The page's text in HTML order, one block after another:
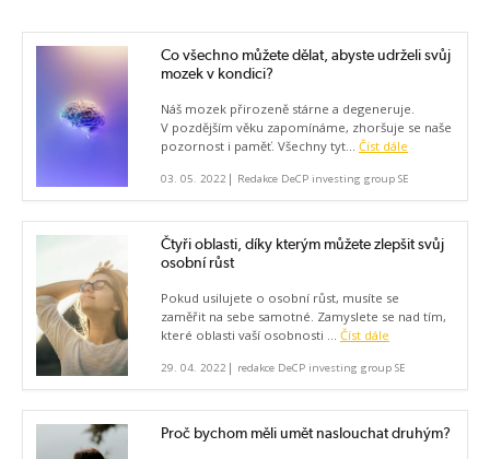
Co všechno můžete dělat, abyste udrželi svůj
mozek v kondici?
Náš mozek přirozeně stárne a degeneruje.
V pozdějším věku zapomínáme, zhoršuje se naše
pozornost i paměť. Všechny tyt... Číst dále
03. 05. 2022 | Redakce DeCP investing group SE
Čtyři oblasti, díky kterým můžete zlepšit svůj
osobní růst
Pokud usilujete o osobní růst, musíte se
zaměřit na sebe samotné. Zamyslete se nad tím,
které oblasti vaší osobnosti ... Číst dále
29. 04. 2022 | redakce DeCP investing group SE
Proč bychom měli umět naslouchat druhým?